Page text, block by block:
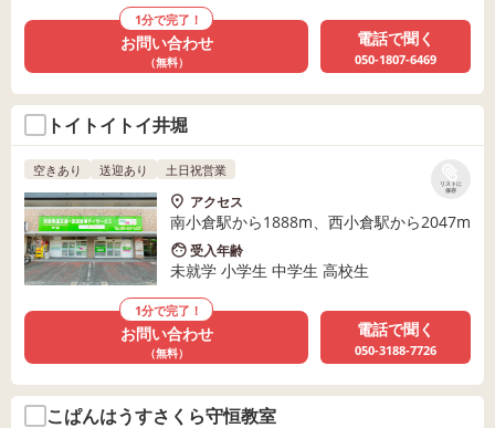
1分で完了！
お問い合わせ
（無料）
電話で聞く
050-1807-6469
トイトイトイ井堀
リストに
保存
空きあり 送迎あり 土日祝営業
アクセス
南小倉駅から1888m、西小倉駅から2047m
受入年齢
未就学 小学生 中学生 高校生
1分で完了！
お問い合わせ
（無料）
電話で聞く
050-3188-7726
こぱんはうすさくら守恒教室